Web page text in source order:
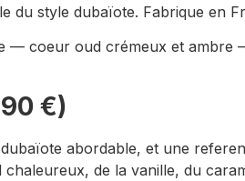
du style dubaïote. Fabrique en
— coeur oud crémeux et
€)
abordable, et une
de la vanille, du